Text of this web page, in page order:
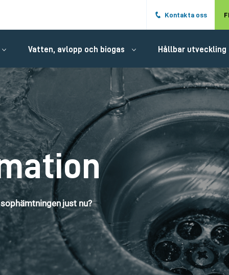
Hoppa till det huvudsakliga
Kontakta oss
Vatten, avlopp och biogas Hållbar utveckling
just nu?